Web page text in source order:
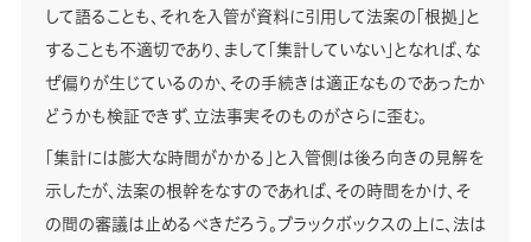
して語ることも、それを入管が資料に引用して法案の「根拠」と
することも不適切であり、まして「集計していない」となれば、な
ぜ偏りが生じているのか、その手続きは適正なものであったか
どうかも検証できず、立法事実そのものがさらに歪む。
「集計には膨大な時間がかかる」と入管側は後ろ向きの見解を
示したが、法案の根幹をなすのであれば、その時間をかけ、そ
の間の審議は止めるべきだろう。ブラックボックスの上に、法は